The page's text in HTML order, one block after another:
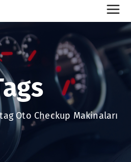
Oto Checkup Makinaları